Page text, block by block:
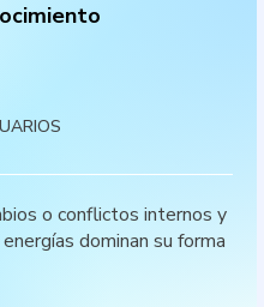
o conflictos internos y
dominan su forma